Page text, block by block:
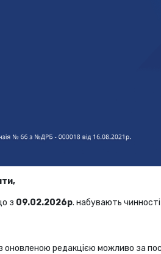
з 09.02.2026р. набувають
оновленою редакцією можливо за